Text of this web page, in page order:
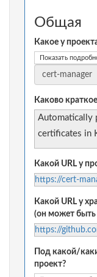
Общая
Какое у
Показать
Каково
Automatically
certificates in
Какой URL у
https://cert-
Какой URL у
(он может быть
https://
Под какой/
проект?